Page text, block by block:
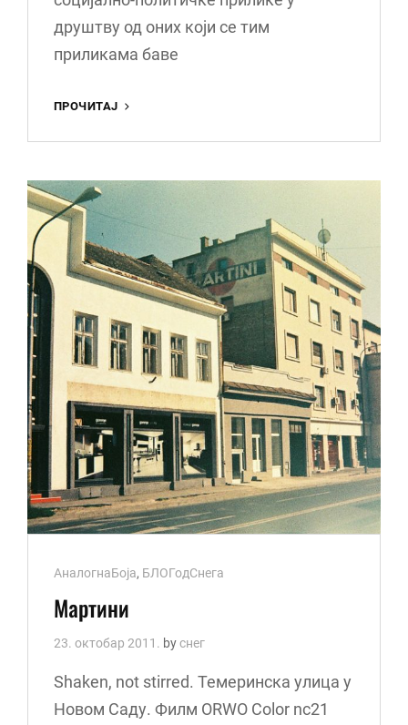
друштву од оних који се тим
приликама баве
ПРОЧИТАЈ
Cat
Links
АналогнаБоја, БЛОГодСнега
Мартини
23. октобар 2011. byснег
Shaken, not stirred. Темеринска улица у
Новом Саду. Филм ORWO Color nc21